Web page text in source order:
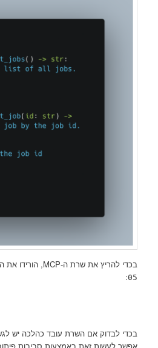
בכדי להריץ את שרת ה-MCP, הורידו את הקוד, עברו לספריית
05
: